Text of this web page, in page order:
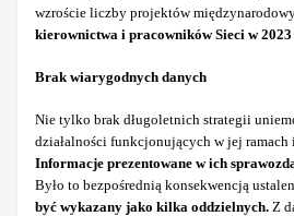
wzroście liczby projektów
kierownictwa i pracowników Sieci w
Brak wiarygodnych danych
Nie tylko brak długoletnich strategii
działalności funkcjonujących w jej ramach
Informacje prezentowane w ich
Było to bezpośrednią konsekwencją
być wykazany jako kilka oddzielnych. Z